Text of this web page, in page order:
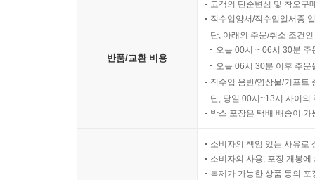
반품/교환 비용
고객의 단순변심 및 착오구
직수입양서/직수입일서중
단, 아래의 주문/취소 조건
오늘 00시 ~ 06시 30분
오늘 06시 30분 이후 주
직수입 음반/영상물/기프트
단, 당일 00시~13시 사이의
박스 포장은 택배 배송이
소비자의 책임 있는 사유로
소비자의 사용, 포장 개봉
복제가 가능한 상품 등의